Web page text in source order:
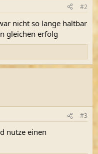
#2
nicht so lange haltbar
gleichen erfolg
#3
nutze einen